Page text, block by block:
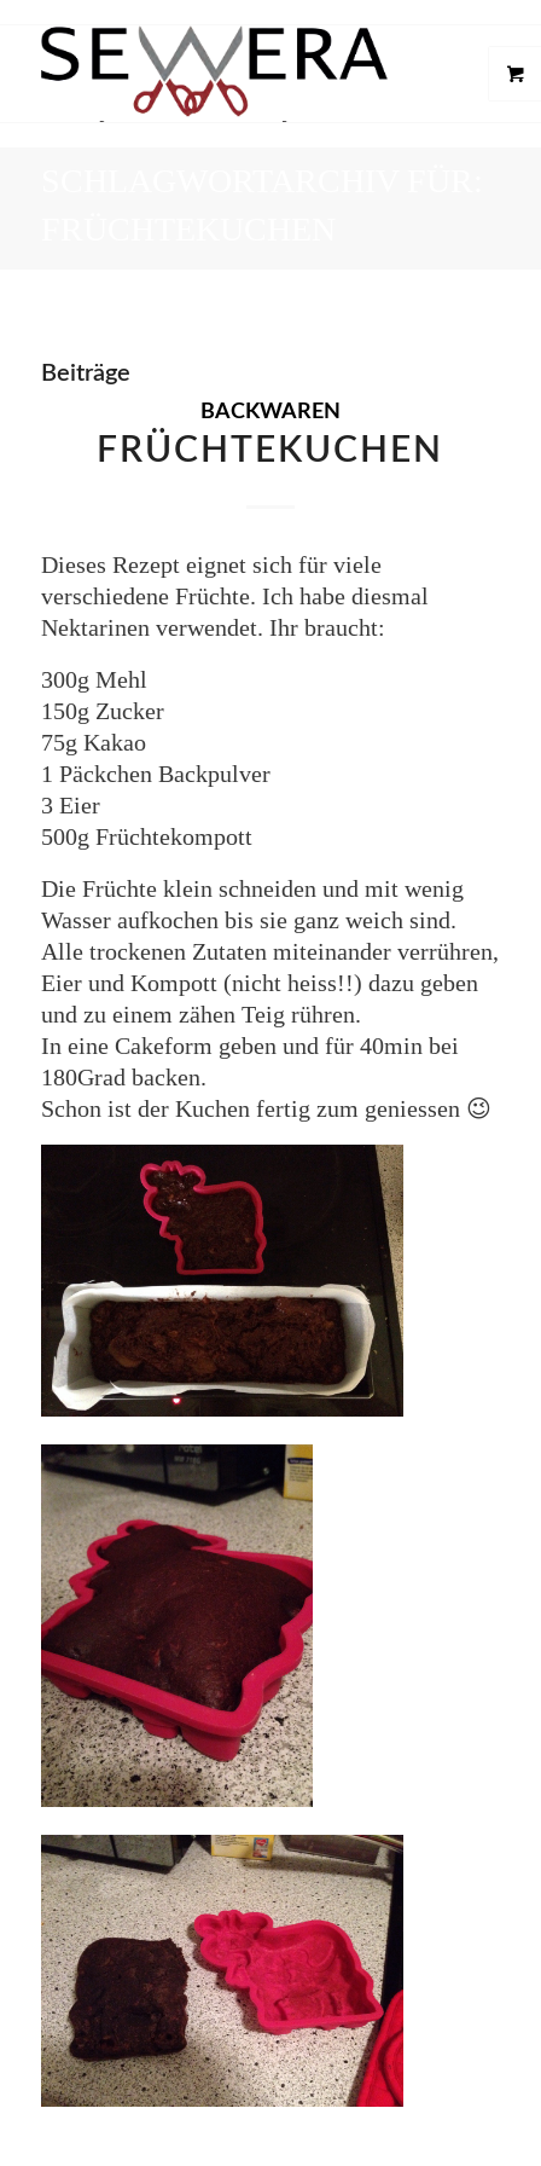
Beiträge
BACKWAREN
FRÜCHTEKUCHEN
Dieses Rezept eignet sich für viele
verschiedene Früchte. Ich habe diesmal
Nektarinen verwendet. Ihr braucht:
300g Mehl
150g Zucker
75g Kakao
1 Päckchen Backpulver
3 Eier
500g Früchtekompott
Die Früchte klein schneiden und mit wenig
Wasser aufkochen bis sie ganz weich sind.
Alle trockenen Zutaten miteinander verrühren,
Eier und Kompott (nicht heiss!!) dazu geben
und zu einem zähen Teig rühren.
In eine Cakeform geben und für 40min bei
180Grad backen.
Schon ist der Kuchen fertig zum geniessen 😉